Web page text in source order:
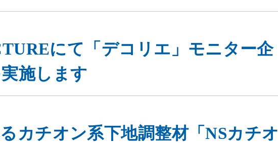
にて「デコリエ」モニター企
施します
カチオン系下地調整材「NSカチオ